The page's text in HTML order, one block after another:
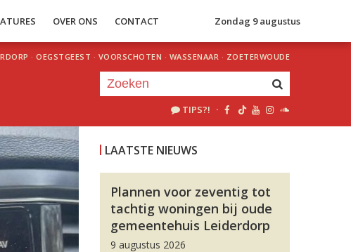
OVER ONS CONTACT Zondag 9 augustus
· OEGSTGEEST · VOORSCHOTEN · WASSENAAR · ZOETERWOUDE
TIPS?! ·
LAATSTE NIEUWS
Plannen voor zeventig tot
tachtig woningen bij oude
gemeentehuis Leiderdorp
9 augustus 2026